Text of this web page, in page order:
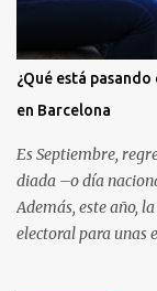
¿Qué está
en Barcelona
Es Septiembre,
diada –o día
Además, este año,
electoral para unas